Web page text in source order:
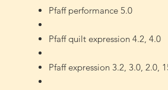
Pfaff performance 5.0
Pfaff quilt expression 4.2, 4.0
Pfaff expression 3.2, 3.0, 2.0,